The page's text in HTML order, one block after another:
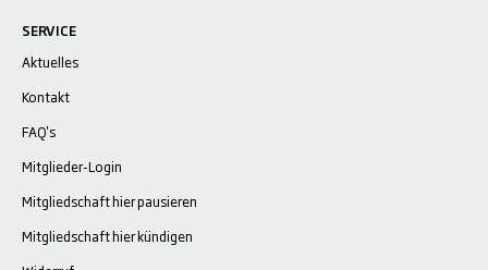
SERVICE
Aktuelles
Kontakt
FAQ's
Mitglieder-Login
Mitgliedschaft hier pausieren
Mitgliedschaft hier kündigen